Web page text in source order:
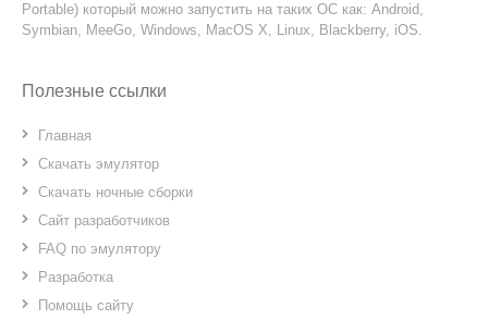
Portable) который можно запустить на таких ОС как: Android,
Symbian, MeeGo, Windows, MacOS X, Linux, Blackberry, iOS.
Полезные ссылки
Главная
Скачать эмулятор
Скачать ночные сборки
Сайт разработчиков
FAQ по эмулятору
Разработка
Помощь сайту